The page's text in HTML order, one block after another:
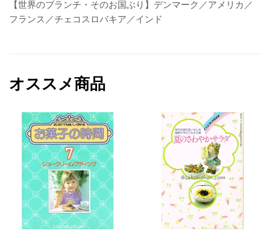
【世界のブランチ・そのお国ぶり】デンマーク／アメリカ／
フランス／チェコスロバキア／インド
オススメ商品